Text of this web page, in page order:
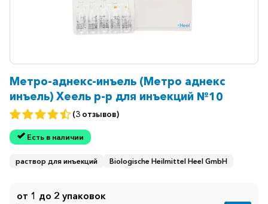
Метро-аднекс-инъель (Метро аднекс
инъель) Хеель р-р для инъекций №10
(3 отзывов)
Есть в наличии
раствор для инъекций Biologische Heilmittel Heel GmbH
от 1 до 2 упаковок